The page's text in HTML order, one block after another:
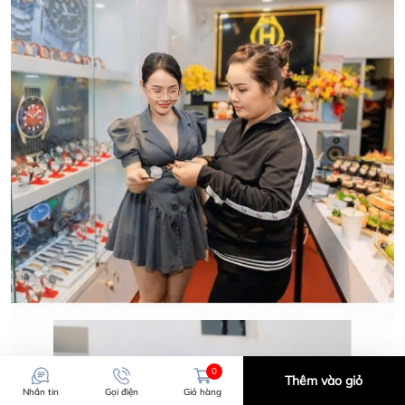
CẢM ƠN QUÝ KHÁCH ĐÃ TIN TƯỞNG VÀ ỦNG HỘ
HWATCH CHUYÊN NHẬP KHẨU và PHÂN PHỐI CÁC
LOẠI ĐỒNG HỒ CHÍNH HÃNG.
HWATCH CHUYÊN NHẬP KHẨU và PHÂN PHỐI CÁC
LOẠI ĐỒNG HỒ CHÍNH HÃNG.
Nhắn tin Gọi điện
0
Giỏ hàng
Thêm vào giỏ